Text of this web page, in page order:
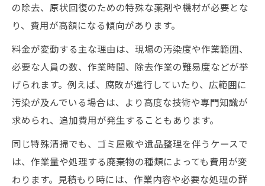
の除去、原状回復のための特殊な薬剤や機材が必要とな
り、費用が高額になる傾向があります。
料金が変動する主な理由は、現場の汚染度や作業範囲、
必要な人員の数、作業時間、除去作業の難易度などが挙
げられます。例えば、腐敗が進行していたり、広範囲に
汚染が及んでいる場合は、より高度な技術や専門知識が
求められ、追加費用が発生することもあります。
同じ特殊清掃でも、ゴミ屋敷や遺品整理を伴うケースで
は、作業量や処理する廃棄物の種類によっても費用が変
わります。見積もり時には、作業内容や必要な処理の詳